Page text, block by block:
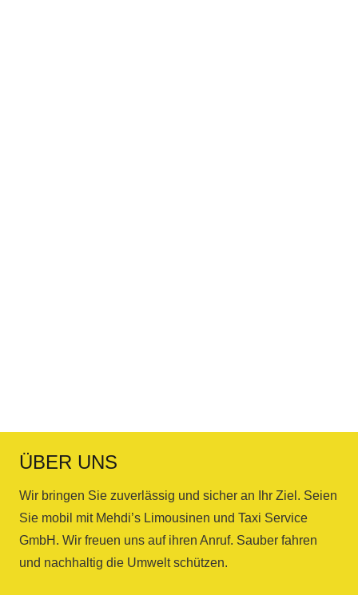
ÜBER UNS
Wir bringen Sie zuverlässig und sicher an Ihr Ziel. Seien
Sie mobil mit Mehdi’s Limousinen und Taxi Service
GmbH. Wir freuen uns auf ihren Anruf. Sauber fahren
und nachhaltig die Umwelt schützen.